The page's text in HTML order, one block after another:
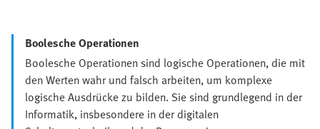
Boolesche Operationen
Boolesche Operationen sind logische Operationen, die mit
den Werten wahr und falsch arbeiten, um komplexe
logische Ausdrücke zu bilden. Sie sind grundlegend in der
Informatik, insbesondere in der digitalen